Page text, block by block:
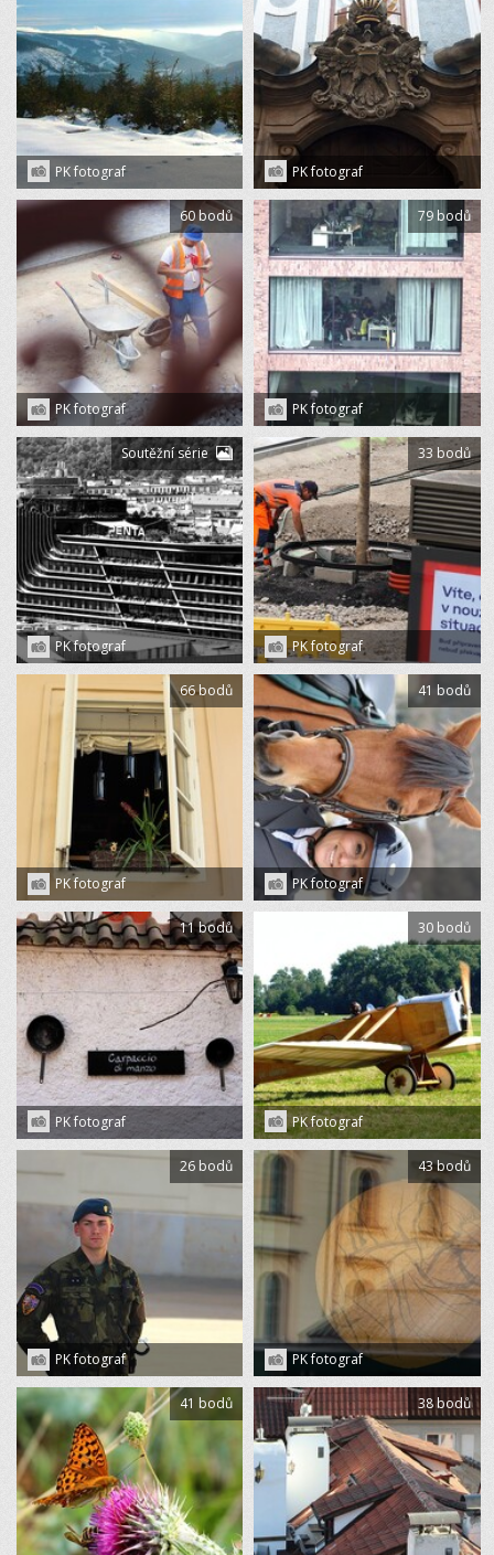
PK fotograf PK fotograf
PK fotograf
60 bodů
PK fotograf
79 bodů
PK fotograf
Soutěžní série
PK fotograf
33 bodů
PK fotograf
66 bodů
PK fotograf
41 bodů
PK fotograf
11 bodů
PK fotograf
30 bodů
PK fotograf
26 bodů
PK fotograf
43 bodů
41 bodů 38 bodů